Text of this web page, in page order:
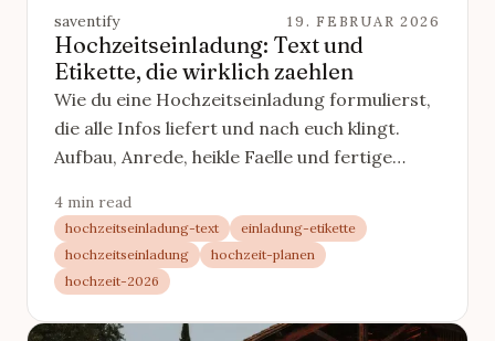
saventify 19. FEBRUAR 2026
Hochzeitseinladung: Text und
Etikette, die wirklich zaehlen
Wie du eine Hochzeitseinladung formulierst,
die alle Infos liefert und nach euch klingt.
Aufbau, Anrede, heikle Faelle und fertige
4 min read
hochzeitseinladung-text
einladung-etikette
hochzeitseinladung
hochzeit-planen
hochzeit-2026